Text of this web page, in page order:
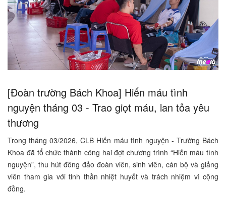
[Đoàn trường Bách Khoa] Hiến máu tình
nguyện tháng 03 - Trao giọt máu, lan tỏa yêu
thương
Trong tháng 03/2026, CLB Hiến máu tình nguyện - Trường Bách
Khoa đã tổ chức thành công hai đợt chương trình “Hiến máu tình
nguyện”, thu hút đông đảo đoàn viên, sinh viên, cán bộ và giảng
viên tham gia với tinh thần nhiệt huyết và trách nhiệm vì cộng
đồng.